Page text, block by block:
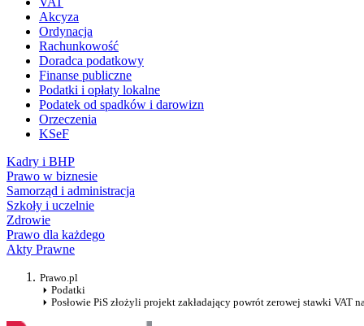
Akcyza
Ordynacja
Rachunkowość
Doradca podatkowy
Finanse publiczne
Podatki i opłaty lokalne
Podatek od spadków i darowizn
Orzeczenia
KSeF
Kadry i BHP
Prawo w biznesie
Samorząd i administracja
Szkoły i uczelnie
Zdrowie
Prawo dla każdego
Akty Prawne
Prawo.pl
Podatki
Posłowie PiS złożyli projekt zakładający powrót zerowej stawki VAT